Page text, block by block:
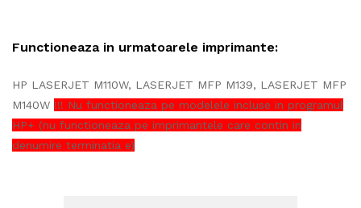
Functioneaza in urmatoarele imprimante:
HP LASERJET M110W, LASERJET MFP M139, LASERJET MFP
M140W !!! Nu functioneaza pe modelele incluse in programul
HP+ (nu functioneaza pe imprimantele care contin in
denumire terminatia e)